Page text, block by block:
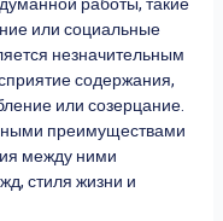
или социальные
незначительным
содержания,
или созерцание.
преимуществами
между ними
стиля жизни и